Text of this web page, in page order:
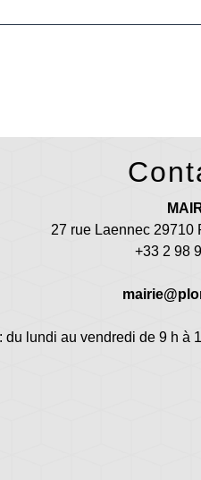
27 rue Laennec 29710
+33 2 98
lundi au vendredi de 9 h à